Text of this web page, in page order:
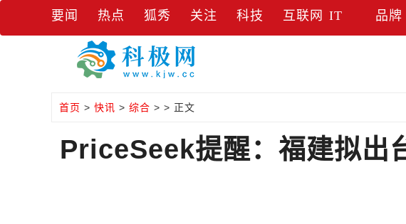
要闻 热点 狐秀 关注 科技 互联网 IT 品牌
首页 > 快讯 > 综合 > > 正文
PriceSeek提醒：福建拟出